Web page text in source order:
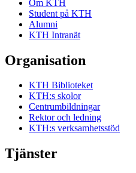
Om KTH
Student på KTH
Alumni
KTH Intranät
Organisation
KTH Biblioteket
KTH:s skolor
Centrumbildningar
Rektor och ledning
KTH:s verksamhetsstöd
Tjänster